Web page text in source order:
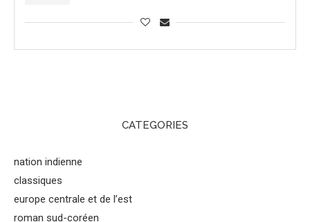
CATEGORIES
nation indienne
classiques
europe centrale et de l’est
roman sud-coréen